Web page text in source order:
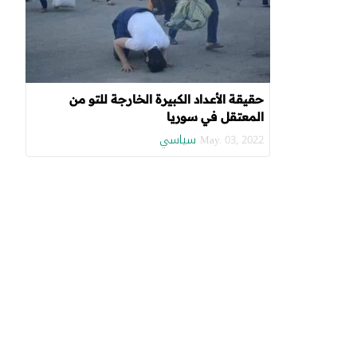
حقيقة الأعداد الكبيرة الخارجة للتو من
المعتقل في سوريا
May. 03, 2022 سياسي